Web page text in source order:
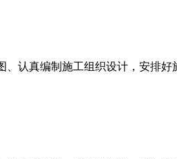
认真编制施工组织设计，安排好